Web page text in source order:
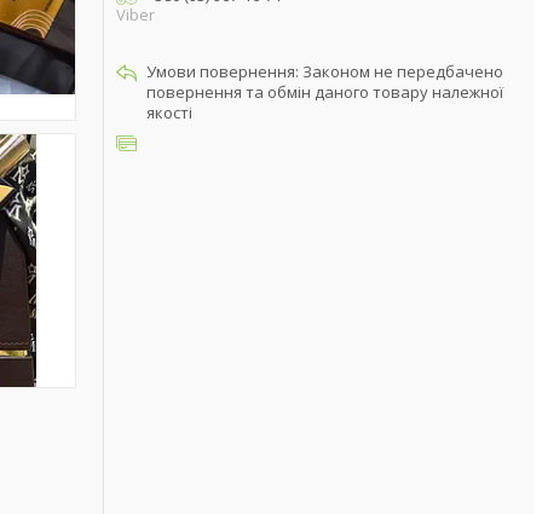
Viber
Законом не передбачено
повернення та обмін даного товару належної
якості